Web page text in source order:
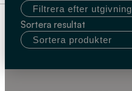
Sortera resultat